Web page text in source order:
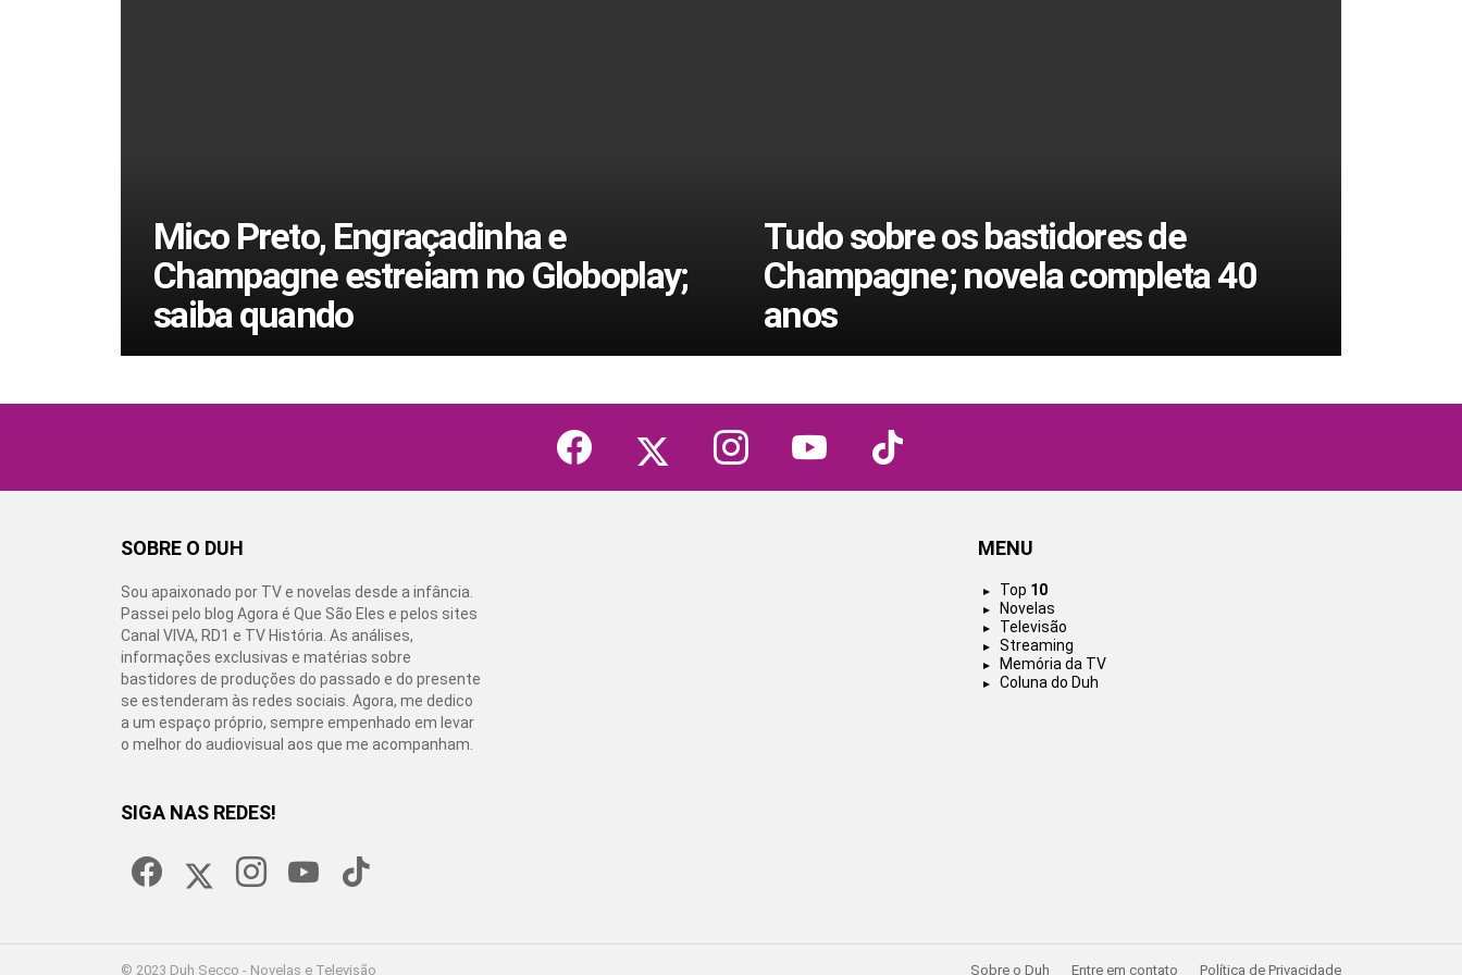
Mico Preto, Engraçadinha e
Champagne estreiam no Globoplay;
saiba quando
Tudo sobre os bastidores de
Champagne; novela completa 40
anos
facebook instagram youtube tiktok
SOBRE O DUH
Sou apaixonado por TV e novelas desde a infância.
Passei pelo blog Agora é Que São Eles e pelos sites
Canal VIVA, RD1 e TV História. As análises,
informações exclusivas e matérias sobre
bastidores de produções do passado e do presente
se estenderam às redes sociais. Agora, me dedico
a um espaço próprio, sempre empenhado em levar
o melhor do audiovisual aos que me acompanham.
SIGA NAS REDES!
MENU
Top 10
Novelas
Televisão
Streaming
Memória da TV
Coluna do Duh
© 2023 Duh Secco - Novelas e Televisão Sobre o Duh Entre em contato Política de Privacidade